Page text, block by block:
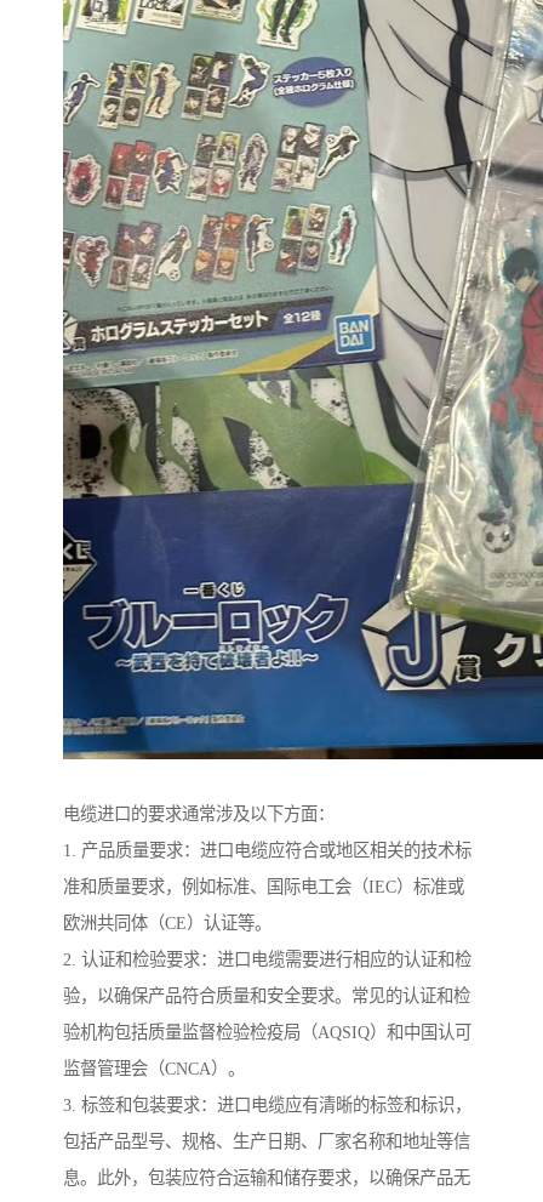
电缆进口的要求通常涉及以下方面：
1. 产品质量要求：进口电缆应符合或地区相关的技术标
准和质量要求，例如标准、国际电工会（IEC）标准或
欧洲共同体（CE）认证等。
2. 认证和检验要求：进口电缆需要进行相应的认证和检
验，以确保产品符合质量和安全要求。常见的认证和检
验机构包括质量监督检验检疫局（AQSIQ）和中国认可
监督管理会（CNCA）。
3. 标签和包装要求：进口电缆应有清晰的标签和标识，
包括产品型号、规格、生产日期、厂家名称和地址等信
息。此外，包装应符合运输和储存要求，以确保产品无